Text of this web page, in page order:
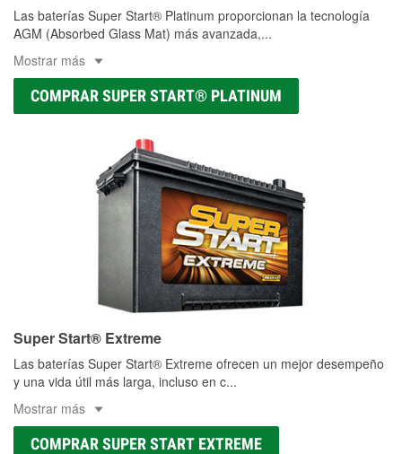
Las baterías Super Start® Platinum proporcionan la tecnología
AGM (Absorbed Glass Mat) más avanzada,...
Mostrar más
COMPRAR SUPER START® PLATINUM
Super Start® Extreme
Las baterías Super Start® Extreme ofrecen un mejor desempeño
y una vida útil más larga, incluso en c...
Mostrar más
COMPRAR SUPER START EXTREME